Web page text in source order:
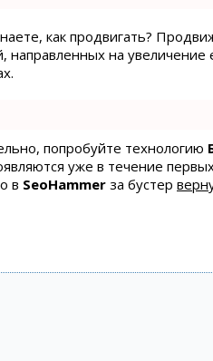
как продвигать?
направленных на увеличение
попробуйте технологию
уже в течение
в SeoHammer за бустер